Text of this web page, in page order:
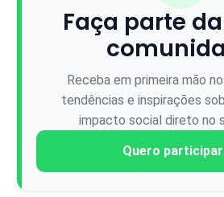
Faça parte
Receba em primeira mão
tendências e inspirações
impacto social direto no
Quero